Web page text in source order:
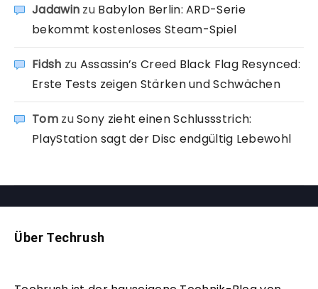
Jadawin zu Babylon Berlin: ARD-Serie
bekommt kostenloses Steam-Spiel
Fidsh zu Assassin’s Creed Black Flag Resynced:
Erste Tests zeigen Stärken und Schwächen
TomzuSony zieht einen Schlussstrich:
PlayStation sagt der Disc endgültig Lebewohl
Über Techrush